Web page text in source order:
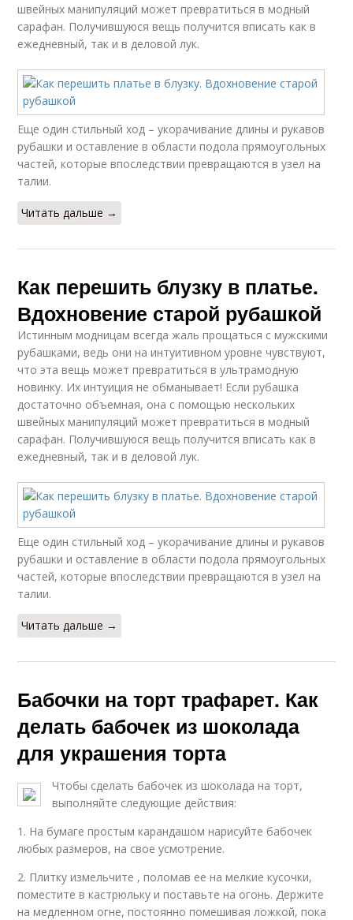
швейных манипуляций может превратиться в модный
сарафан. Получившуюся вещь получится вписать как в
ежедневный, так и в деловой лук.
Еще один стильный ход – укорачивание длины и рукавов
рубашки и оставление в области подола прямоугольных
частей, которые впоследствии превращаются в узел на
талии.
Читать дальше →
Как перешить блузку в платье.
Вдохновение старой рубашкой
Истинным модницам всегда жаль прощаться с мужскими
рубашками, ведь они на интуитивном уровне чувствуют,
что эта вещь может превратиться в ультрамодную
новинку. Их интуиция не обманывает! Если рубашка
достаточно объемная, она с помощью нескольких
швейных манипуляций может превратиться в модный
сарафан. Получившуюся вещь получится вписать как в
ежедневный, так и в деловой лук.
Еще один стильный ход – укорачивание длины и рукавов
рубашки и оставление в области подола прямоугольных
частей, которые впоследствии превращаются в узел на
талии.
Читать дальше →
Бабочки на торт трафарет. Как
делать бабочек из шоколада
для украшения торта
Чтобы сделать бабочек из шоколада на торт,
выполняйте следующие действия:
1. На бумаге простым карандашом нарисуйте бабочек
любых размеров, на свое усмотрение.
2. Плитку измельчите , поломав ее на мелкие кусочки,
поместите в кастрюльку и поставьте на огонь. Держите
на медленном огне, постоянно помешивая ложкой, пока